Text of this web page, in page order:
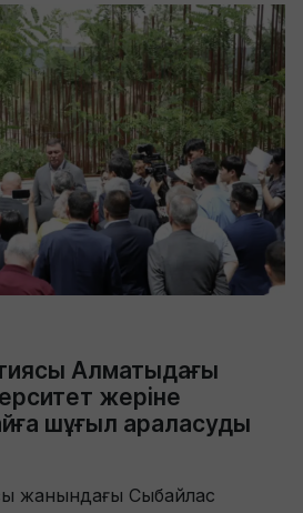
Алматыдағы
жеріне
шұғыл араласуды
жанындағы Сыбайлас